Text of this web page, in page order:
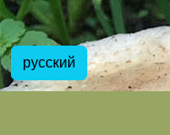
русский